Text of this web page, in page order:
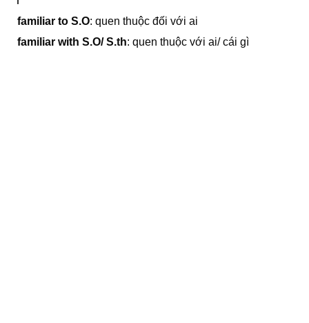
familiar to S.O: quen thuộc đối với ai
familiar with S.O/ S.th: quen thuộc với ai/ cái gì